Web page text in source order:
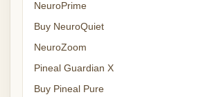
NeuroPrime
Buy NeuroQuiet
NeuroZoom
Pineal Guardian X
Buy Pineal Pure